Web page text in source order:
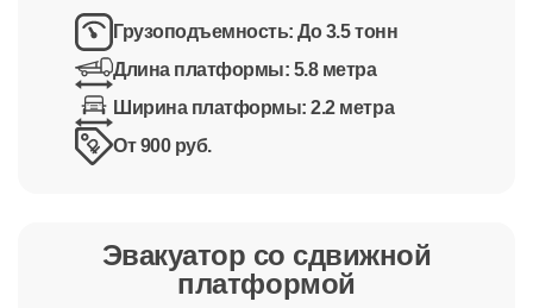
Грузоподъемность:До 3.5 тонн
Длина платформы: 5.8 метра
Ширина платформы:2.2 метра
От 900 руб.
Эвакуатор со сдвижной
платформой